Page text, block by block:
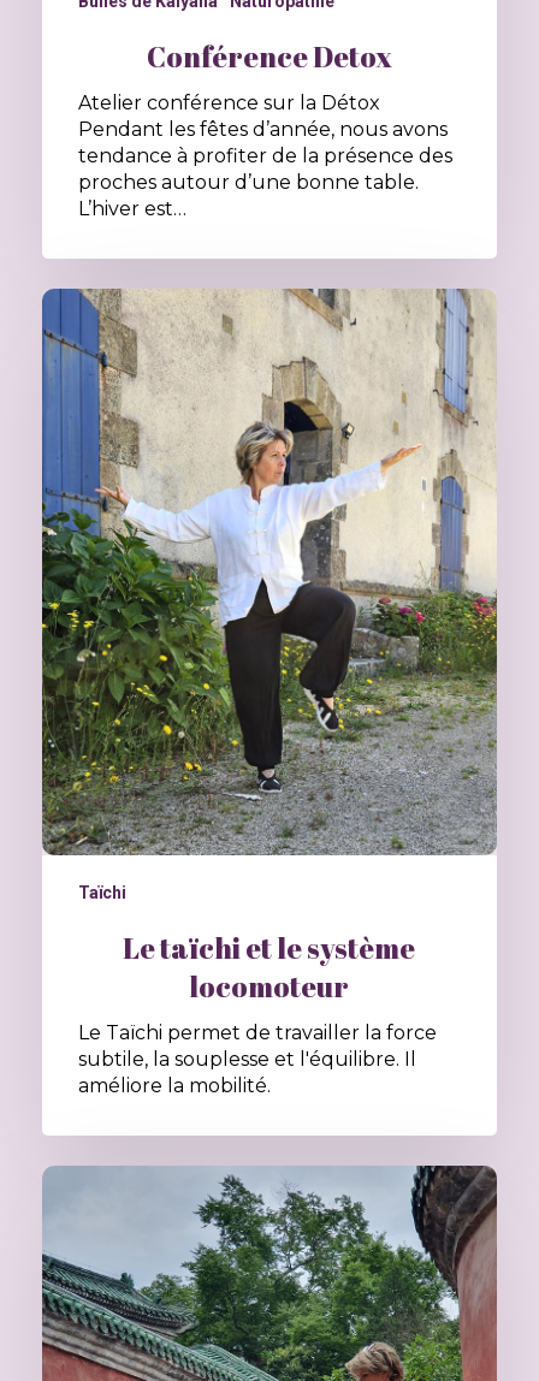
Conférence Detox
Atelier conférence sur la Détox
Pendant les fêtes d’année, nous avons
tendance à profiter de la présence des
proches autour d’une bonne table.
L’hiver est…
Taïchi
Le taïchi et le système
locomoteur
Le Taïchi permet de travailler la force
subtile, la souplesse et l'équilibre. Il
améliore la mobilité.